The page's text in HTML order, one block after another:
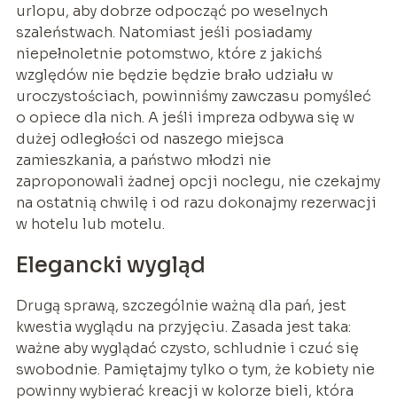
urlopu, aby dobrze odpocząć po weselnych
szaleństwach. Natomiast jeśli posiadamy
niepełnoletnie potomstwo, które z jakichś
względów nie będzie będzie brało udziału w
uroczystościach, powinniśmy zawczasu pomyśleć
o opiece dla nich. A jeśli impreza odbywa się w
dużej odległości od naszego miejsca
zamieszkania, a państwo młodzi nie
zaproponowali żadnej opcji noclegu, nie czekajmy
na ostatnią chwilę i od razu dokonajmy rezerwacji
w hotelu lub motelu.
Elegancki wygląd
Drugą sprawą, szczególnie ważną dla pań, jest
kwestia wyglądu na przyjęciu. Zasada jest taka:
ważne aby wyglądać czysto, schludnie i czuć się
swobodnie. Pamiętajmy tylko o tym, że kobiety nie
powinny wybierać kreacji w kolorze bieli, która